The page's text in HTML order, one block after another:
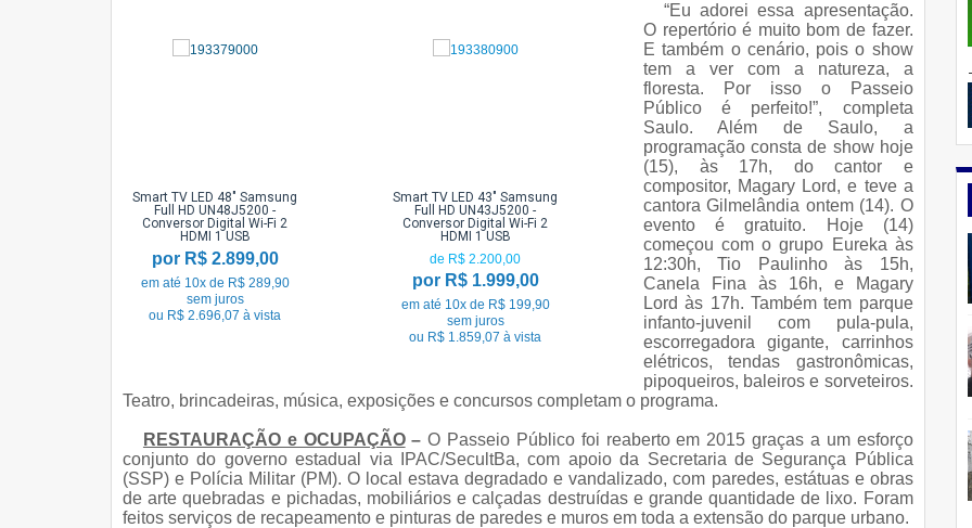
Smart TV LED 48" Samsung
Full HD UN48J5200 -
Conversor Digital Wi-Fi 2
HDMI 1 USB
por R$ 2.899,00
em até 10x de R$ 289,90
sem juros
ou R$ 2.696,07 à vista
Smart TV LED 43" Samsung
Full HD UN43J5200 -
Conversor Digital Wi-Fi 2
HDMI 1 USB
de R$ 2.200,00
por R$ 1.999,00
em até 10x de R$ 199,90
sem juros
ou R$ 1.859,07 à vista
“Eu adorei essa apresentação.
O repertório é muito bom de fazer.
E também o cenário, pois o show
tem a ver com a natureza, a
floresta. Por isso o Passeio
Público é perfeito!”, completa
Saulo. Além de Saulo, a
programação consta de show hoje
(15), às 17h, do cantor e
compositor, Magary Lord, e teve a
cantora Gilmelândia ontem (14). O
evento é gratuito. Hoje (14)
começou com o grupo Eureka às
12:30h, Tio Paulinho às 15h,
Canela Fina às 16h, e Magary
Lord às 17h. Também tem parque
infanto-juvenil com pula-pula,
escorregadora gigante, carrinhos
elétricos, tendas gastronômicas,
pipoqueiros, baleiros e sorveteiros.
Teatro, brincadeiras, música, exposições e concursos completam o programa.
RESTAURAÇÃO e OCUPAÇÃO– O Passeio Público foi reaberto em 2015 graças a um esforço
conjunto do governo estadual via IPAC/SecultBa, com apoio da Secretaria de Segurança Pública
(SSP) e Polícia Militar (PM). O local estava degradado e vandalizado, com paredes, estátuas e obras
de arte quebradas e pichadas, mobiliários e calçadas destruídas e grande quantidade de lixo. Foram
feitos serviços de recapeamento e pinturas de paredes e muros em toda a extensão do parque urbano.